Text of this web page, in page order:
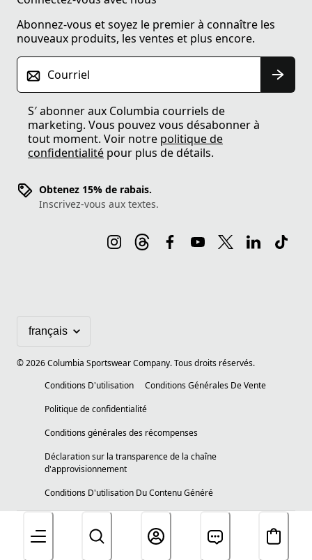
Abonnez-vous et soyez le premier à connaître les
nouveaux produits, les ventes et plus encore.
Courriel
S′ abonner aux Columbia courriels de
marketing. Vous pouvez vous désabonner à
tout moment. Voir notre politique de
confidentialité pour plus de détails.
Obtenez 15% de rabais.
Inscrivez-vous aux textes.
©2026Columbia Sportswear Company. Tous droits réservés.
Conditions D'utilisation
Conditions Générales De Vente
Politique de confidentialité
Conditions générales des récompenses
Déclaration sur la transparence de la chaîne
d'approvisionnement
Conditions D'utilisation Du Contenu Généré